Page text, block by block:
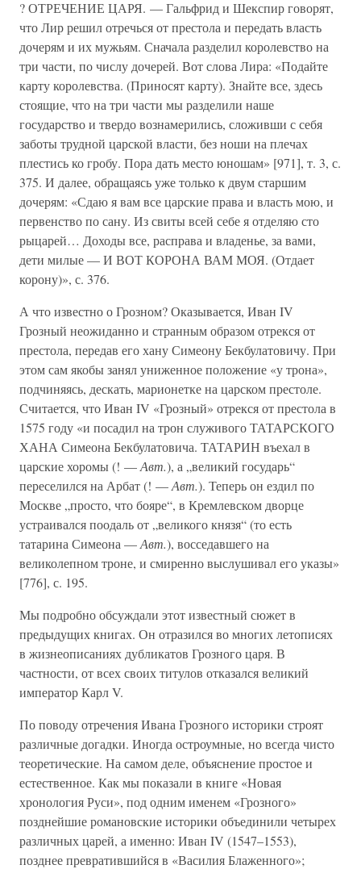
? ОТРЕЧЕНИЕ ЦАРЯ. — Гальфрид и Шекспир говорят,
что Лир решил отречься от престола и передать власть
дочерям и их мужьям. Сначала разделил королевство на
три части, по числу дочерей. Вот слова Лира: «Подайте
карту королевства. (Приносят карту). Знайте все, здесь
стоящие, что на три части мы разделили наше
государство и твердо вознамерились, сложивши с себя
заботы трудной царской власти, без ноши на плечах
плестись ко гробу. Пора дать место юношам» [971], т. 3, с.
375. И далее, обращаясь уже только к двум старшим
дочерям: «Сдаю я вам все царские права и власть мою, и
первенство по сану. Из свиты всей себе я отделяю сто
рыцарей… Доходы все, расправа и владенье, за вами,
дети милые — И ВОТ КОРОНА ВАМ МОЯ. (Отдает
корону)», с. 376.
А что известно о Грозном? Оказывается, Иван IV
Грозный неожиданно и странным образом отрекся от
престола, передав его хану Симеону Бекбулатовичу. При
этом сам якобы занял униженное положение «у трона»,
подчиняясь, дескать, марионетке на царском престоле.
Считается, что Иван IV «Грозный» отрекся от престола в
1575 году «и посадил на трон служивого ТАТАРСКОГО
ХАНА Симеона Бекбулатовича. ТАТАРИН въехал в
царские хоромы (! —Авт.), а „великий государь“
переселился на Арбат (! —Авт.). Теперь он ездил по
Москве „просто, что бояре“, в Кремлевском дворце
устраивался поодаль от „великого князя“ (то есть
татарина Симеона —Авт.), восседавшего на
великолепном троне, и смиренно выслушивал его указы»
[776], с. 195.
Мы подробно обсуждали этот известный сюжет в
предыдущих книгах. Он отразился во многих летописях
в жизнеописаниях дубликатов Грозного царя. В
частности, от всех своих титулов отказался великий
император Карл V.
По поводу отречения Ивана Грозного историки строят
различные догадки. Иногда остроумные, но всегда чисто
теоретические. На самом деле, объяснение простое и
естественное. Как мы показали в книге «Новая
хронология Руси», под одним именем «Грозного»
позднейшие романовские историки объединили четырех
различных царей, а именно: Иван IV (1547–1553),
позднее превратившийся в «Василия Блаженного»;